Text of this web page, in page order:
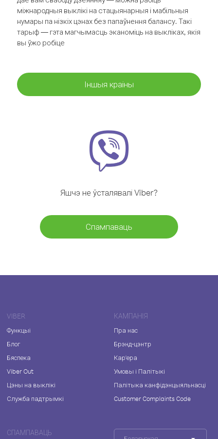
міжнародныя выклікі на стацыянарныя і мабільныя
нумары па нізкіх цэнах без папаўнення балансу. Такі
тарыф — гэта магчымасць эканоміць на выкліках, якія
вы ўжо робіце
Іншыя краіны
Яшчэ не ўсталявалі Viber?
Спампаваць
VIBER
Функцыі
Блог
Бяспека
Viber Out
Цэны на выклікі
Служба падтрымкі
КАМПАНІЯ
Пра нас
Брэнд-цэнтр
Кар'ера
Умовы і Палітыкі
Палітыка канфідэнцыяльнасці
Customer Complaints Code
СПАМПАВАЦЬ